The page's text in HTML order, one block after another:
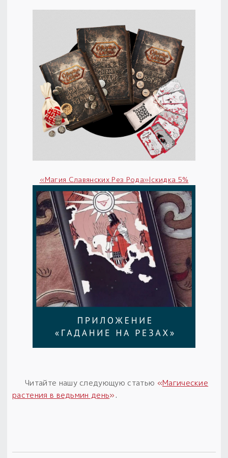
«Магия Славянских Рез Рода»|скидка 5%
Читайте нашу следующую статью «Магические
растения в ведьмин день».